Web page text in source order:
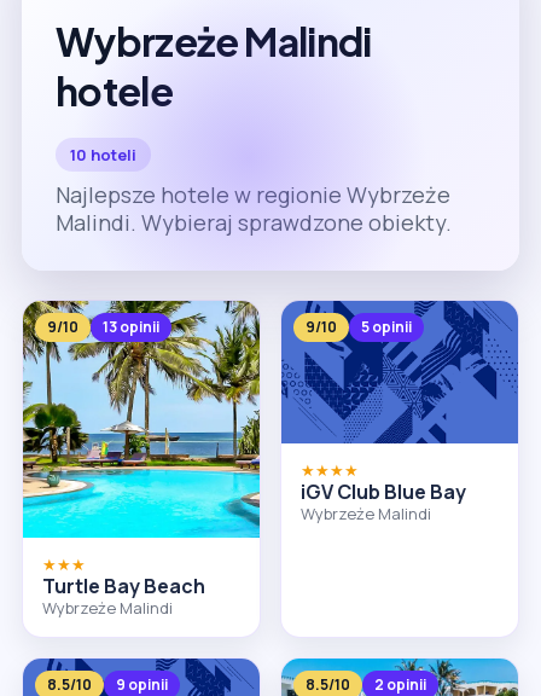
Wybrzeże Malindi
hotele
10 hoteli
Najlepsze hotele w regionie Wybrzeże
Malindi. Wybieraj sprawdzone obiekty.
9/10 13 opinii
★★★
Turtle Bay Beach
Wybrzeże Malindi
9/10 5 opinii
★★★★
iGV Club Blue Bay
Wybrzeże Malindi
8.5/10 9 opinii 8.5/10 2 opinii